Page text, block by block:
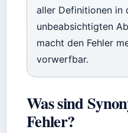
aller Definitionen in
unbeabsichtigten
macht den Fehler
vorwerfbar.
Was sind
Fehler?